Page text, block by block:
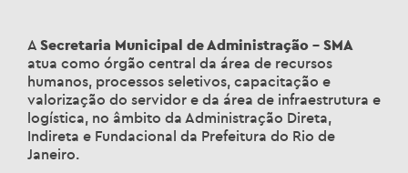
A Secretaria Municipal de Administração – SMA
atua como órgão central da área de recursos
humanos, processos seletivos, capacitação e
valorização do servidor e da área de infraestrutura e
logística, no âmbito da Administração Direta,
Indireta e Fundacional da Prefeitura do Rio de
Janeiro.